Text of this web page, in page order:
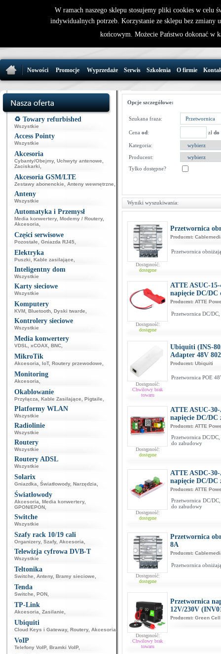
32 721 86
Nowości Promocje Wyprzedaże Serwis Szkolenia O firmie
♻️ Towary refurbished
Wszystkie
Access Pointy
Wszystkie
Akcesoria
Cybanty/Obejmy, Uchwyty antenowe
Zaciskarki
Akcesoria GSM/LTE
Zestawy abonenckie Anteny wewnętrzne
Anteny
Wszystkie
Automatyka i Przemysł
Media konwertery, Modemy / Routery,
Akcesoria
Części serwisowe
Pozostałe Gniazda RJ45
Elektryka
Puszki Kable zasilające
Inteligentny dom
Wszystkie
Karty sieciowe
Wszystkie
Komputery
KVM Bluetooth Dyski twarde
Kontrolery sieciowe
Wszystkie
Media konwertery
VDSL xCOAX BNC
MikroTik
Akcesoria IoT, Routery przewodowe
Monitoring
Akcesoria
Okablowanie
Przyłącza Kable Zasilające Pigtaile
Platformy WLAN
Wszystkie
Radiolinie
Wszystkie
Routery
Wszystkie
Routery ADSL
Wszystkie
Solarix
Gniazdka Światłowody, Narzędzia
Światłowody
Akcesoria Media konwertery,
GPON/EPON
Switche
Wszystkie
Szafy rack 10/19 cali
Organizery, Szafy, Akcesoria
Telewizja cyfrowa DVB-T
Wszystkie
Teltonika
Switche Anteny, Bramy sieciowe
Tenda
Switche PON
TP-Link
Akcesoria Zasilanie
Ubiquiti
Cloud Keys i Gateway, Routery, Akcesoria
VoIP
Telefony VoIP, Bramki VoIP,
Opcje szczegółowe:
Szukana fraza:
Cena od: zł do
Kategoria:
Producent:
Tylko dostępne?
Wyniki wyszukiwania:
Dostępność:
dostępne
Przetwornica
Producent:
Przetwornica
Dostępność:
dostępne
ATTE ASUC-
napięcie DC/DC
Producent: ATTE
Przetwornica DC/
Dostępność:
Chwilowy brak
towaru
Ubiquiti (INS-
Adapter 48V
Producent: Ubiquiti
Przetwornica POE
Dostępność:
dostępne
ATTE ASUC-
napięcie DC/DC
Producent: ATTE
Przetwornica DC/
do zabudowy
Dostępność:
dostępne
ATTE ASDC-
napięcie DC/DC
Producent: ATTE
Przetwornica DC/
do zabudowy
Dostępność:
dostępne
Przetwornica
8A
Producent:
Przetwornica
Dostępność:
Chwilowy brak
towaru
Przetwornica
12V/230V
Producent: Green Cell
W ramach naszego sklepu stosujemy pliki cookies w celu
indywidualnych potrzeb. Korzystanie ze sklepu bez zmiany
końcowym. Możecie Państwo dokonać w